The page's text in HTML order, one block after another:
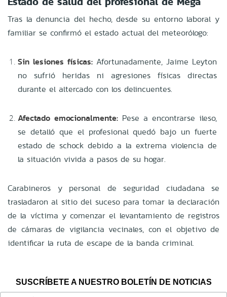
Tras la denuncia del hecho, desde su entorno laboral y
familiar se confirmó el estado actual del meteorólogo:
Sin lesiones físicas: Afortunadamente, Jaime Leyton
no sufrió heridas ni agresiones físicas directas
durante el altercado con los delincuentes.
Afectado emocionalmente: Pese a encontrarse ileso,
se detalló que el profesional quedó bajo un fuerte
estado de schock debido a la extrema violencia de
la situación vivida a pasos de su hogar.
Carabineros y personal de seguridad ciudadana se
trasladaron al sitio del suceso para tomar la declaración
de la víctima y comenzar el levantamiento de registros
de cámaras de vigilancia vecinales, con el objetivo de
identificar la ruta de escape de la banda criminal.
SUSCRÍBETE A NUESTRO BOLETÍN DE NOTICIAS